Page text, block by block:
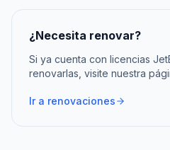
¿Necesita renovar?
Si ya cuenta con licencias
renovarlas, visite nuestra
Ir a renovaciones